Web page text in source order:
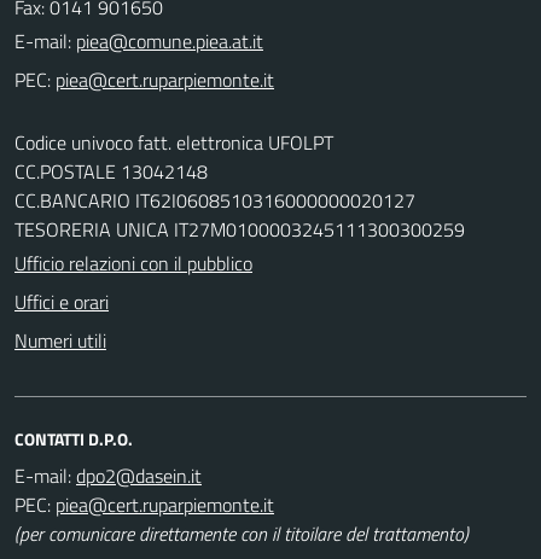
Fax: 0141 901650
E-mail:
PEC:
Codice univoco fatt. elettronica UFOLPT
CC.POSTALE 13042148
CC.BANCARIO IT62I0608510316000000020127
TESORERIA UNICA IT27M0100003245111300300259
Ufficio relazioni con il pubblico
Uffici e orari
Numeri utili
CONTATTI D.P.O.
E-mail:
PEC:
(per comunicare direttamente con il titoilare del trattamento)